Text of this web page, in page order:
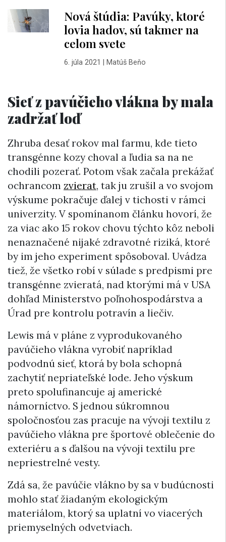
Nová štúdia: Pavúky, ktoré
lovia hadov, sú takmer na
celom svete
6. júla 2021 Matúš Beňo
Sieť z pavúčieho vlákna by mala
zadržať loď
Zhruba desať rokov mal farmu, kde tieto
transgénne kozy choval a ľudia sa na ne
chodili pozerať. Potom však začala prekážať
ochrancom zvierat, tak ju zrušil a vo svojom
výskume pokračuje ďalej v tichosti v rámci
univerzity. V spomínanom článku hovorí, že
za viac ako 15 rokov chovu týchto kôz neboli
nenaznačené nijaké zdravotné riziká, ktoré
by im jeho experiment spôsoboval. Uvádza
tiež, že všetko robí v súlade s predpismi pre
transgénne zvieratá, nad ktorými má v USA
dohľad Ministerstvo poľnohospodárstva a
Úrad pre kontrolu potravín a liečiv.
Lewis má v pláne z vyprodukovaného
pavúčieho vlákna vyrobiť napríklad
podvodnú sieť, ktorá by bola schopná
zachytiť nepriateľské lode. Jeho výskum
preto spolufinancuje aj americké
námorníctvo. S jednou súkromnou
spoločnosťou zas pracuje na vývoji textilu z
pavúčieho vlákna pre športové oblečenie do
exteriéru a s ďalšou na vývoji textilu pre
nepriestrelné vesty.
Zdá sa, že pavúčie vlákno by sa v budúcnosti
mohlo stať žiadaným ekologickým
materiálom, ktorý sa uplatní vo viacerých
priemyselných odvetviach.